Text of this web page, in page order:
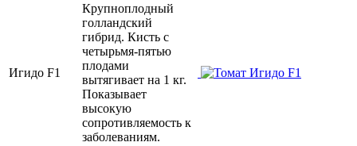
Игидо F1
Крупноплодный
голландский
гибрид. Кисть с
четырьмя-пятью
плодами
вытягивает на 1 кг.
Показывает
высокую
сопротивляемость к
заболеваниям.